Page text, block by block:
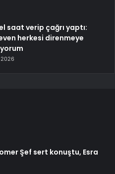
saat verip çağrı yaptı:
herkesi direnmeye
Şef sert konuştu, Esra